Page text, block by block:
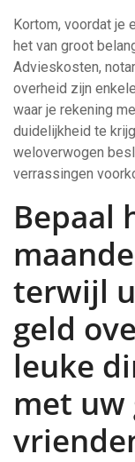
Kortom, voordat je
het van groot
Advieskosten,
overheid zijn
waar je rekening
duidelijkheid te
weloverwogen
verrassingen
Bepaal
terwijl
geld
leuke
met uw